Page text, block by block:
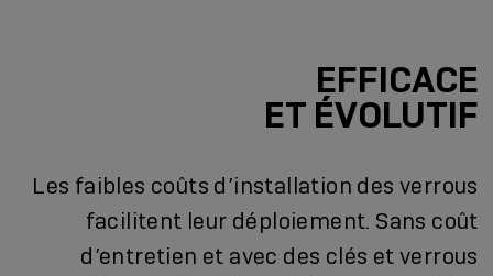
EFFICACE
ET ÉVOLUTIF
Les faibles coûts d’installation des verrous
facilitent leur déploiement. Sans coût
d’entretien et avec des clés et verrous